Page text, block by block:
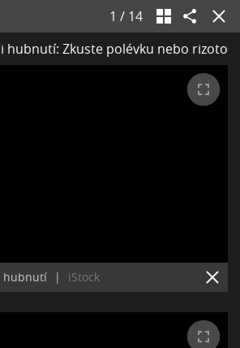
1 / 14
hubnutí: Zkuste polévku nebo rizoto
hubnutí | iStock